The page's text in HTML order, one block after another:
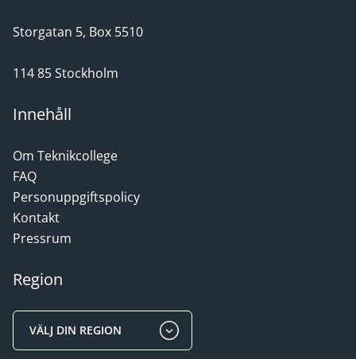
Storgatan 5, Box 5510
114 85 Stockholm
Innehåll
Om Teknikcollege
FAQ
Personuppgiftspolicy
Kontakt
Pressrum
Region
VÄLJ DIN REGION